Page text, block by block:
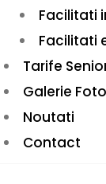
Facilitati
Facilitati
Tarife
Galerie Foto
Noutati
Contact